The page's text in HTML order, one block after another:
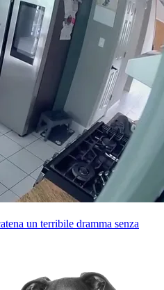
un terribile dramma senza